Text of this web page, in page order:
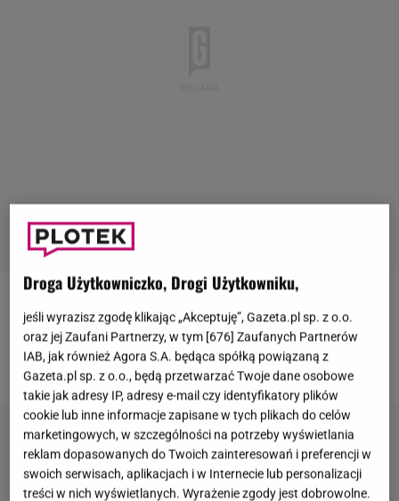
Więcej informacji na temat problemów zdrowotnych
gwiazd znajdziecie pod adresemstrony głównej
portalu Gazeta.pl
Droga Użytkowniczko, Drogi Użytkowniku,
jeśli wyrazisz zgodę klikając „Akceptuję”, Gazeta.pl sp. z o.o.
oraz jej Zaufani Partnerzy, w tym [676] Zaufanych Partnerów
IAB, jak również Agora S.A. będąca spółką powiązaną z
Gazeta.pl sp. z o.o., będą przetwarzać Twoje dane osobowe
takie jak adresy IP, adresy e-mail czy identyfikatory plików
cookie lub inne informacje zapisane w tych plikach do celów
marketingowych, w szczególności na potrzeby wyświetlania
reklam dopasowanych do Twoich zainteresowań i preferencji w
swoich serwisach, aplikacjach i w Internecie lub personalizacji
treści w nich wyświetlanych. Wyrażenie zgody jest dobrowolne.